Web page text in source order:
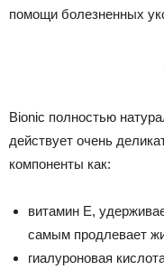
помощи болезненных
Bionic полностью
действует очень
компоненты как:
витамин Е,
самым продлевает
гиалуроновая